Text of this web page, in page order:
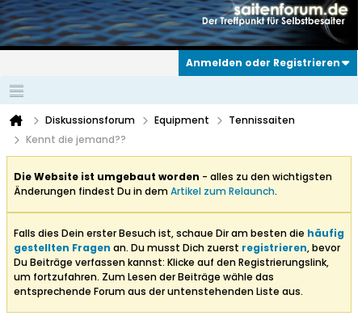
Anmelden oder Registrieren
Diskussionsforum Equipment
Tennissaiten
Kennt die jemand??
Die Website ist umgebaut worden - alles zu den wichtigsten
Änderungen findest Du in demArtikel zum Relaunch.
Falls dies Dein erster Besuch ist, schaue Dir am besten die häufig
gestellten Fragen an. Du musst Dich zuerst registrieren, bevor
Du Beiträge verfassen kannst: Klicke auf den Registrierungslink,
um fortzufahren. Zum Lesen der Beiträge wähle das
entsprechende Forum aus der untenstehenden Liste aus.